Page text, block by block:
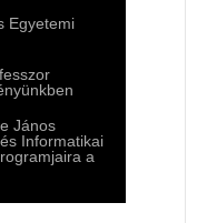
Egyetemi
János
Informatikai
a